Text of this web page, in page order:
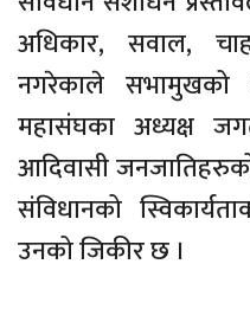
अधिकार, सवाल,
नगरेकाले सभामुखको
महासंघका अध्यक्ष
आदिवासी
संविधानको
उनको जिकीर छ ।